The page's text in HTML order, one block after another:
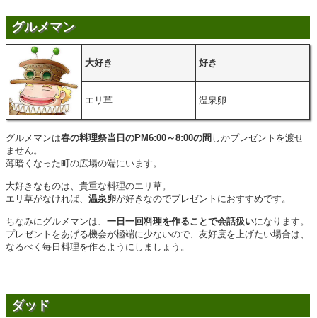
グルメマン
大好き 好き
エリ草 温泉卵
グルメマンは春の料理祭当日のPM6:00～8:00の間 しかプレゼントを渡せ
ません。
薄暗くなった町の広場の端にいます。
大好きなものは、貴重な料理のエリ草。
エリ草がなければ、 温泉卵が好きなのでプレゼントにおすすめです。
ちなみにグルメマンは、 一日一回料理を作ることで会話扱いになります。
プレゼントをあげる機会が極端に少ないので、友好度を上げたい場合は、
なるべく毎日料理を作るようにしましょう。
ダッド